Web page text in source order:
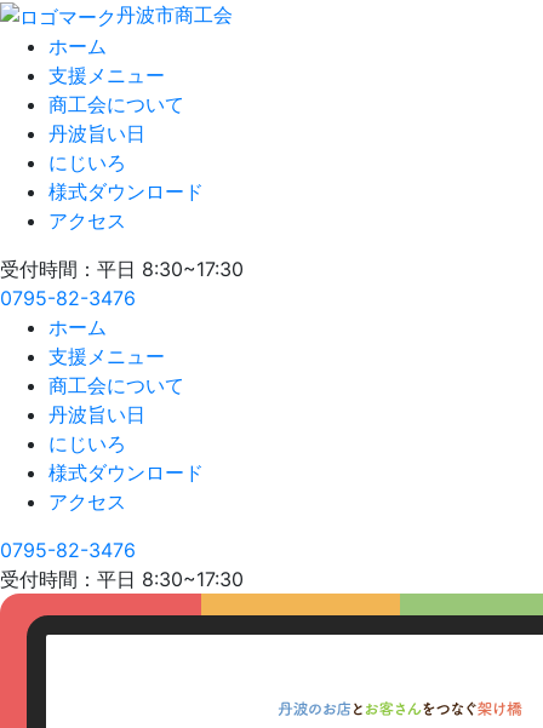
丹波市商工会
ホーム
支援メニュー
商工会について
丹波旨い日
にじいろ
様式ダウンロード
アクセス
受付時間：平日 8:30~17:30
0795-82-3476
ホーム
支援メニュー
商工会について
丹波旨い日
にじいろ
様式ダウンロード
アクセス
0795-82-3476
受付時間：平日 8:30~17:30